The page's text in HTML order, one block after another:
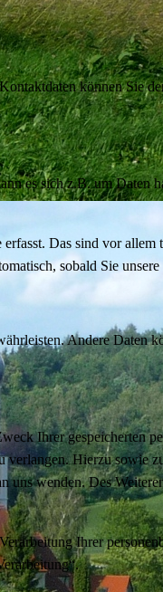
können Sie
es sich z.B. um Daten
Das sind vor
sobald Sie unsere
Andere Daten
Ihrer gespeicherten
verlangen. Hierzu sowie
uns wenden. Des
Ihrer